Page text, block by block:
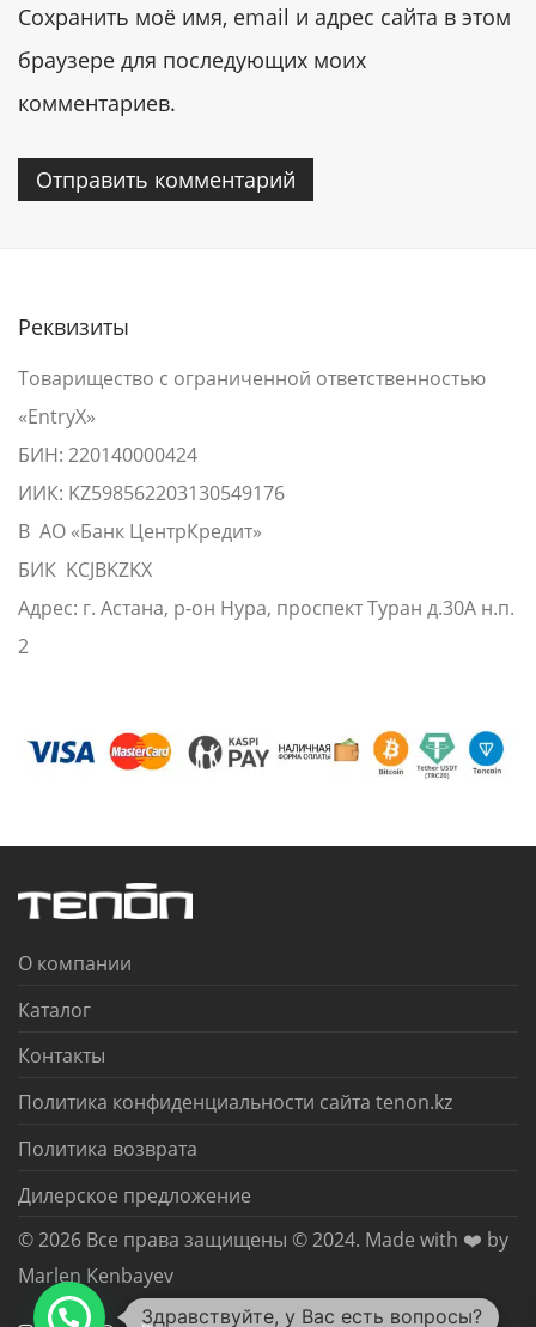
Сохранить моё имя, email и адрес сайта в этом
браузере для последующих моих
комментариев.
Реквизиты
Товарищество с ограниченной ответственностью
«EntryX»
БИН: 220140000424
ИИК: KZ598562203130549176
В АО «Банк ЦентрКредит»
БИК KCJBKZKX
Адрес: г. Астана, р-он Нура, проспект Туран д.30А н.п.
2
О компании
Каталог
Контакты
Политика конфиденциальности сайта tenon.kz
Политика возврата
Дилерское предложение
© 2026 Все права защищены © 2024. Made with ❤️ by
Marlen Kenbayev